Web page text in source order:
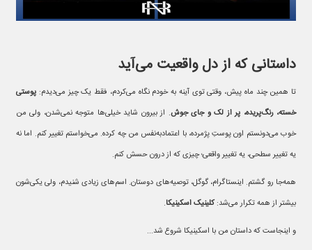
داستانی که از دل واقعیت می‌آید
تا همین چند ماه پیش، وقتی توی آینه به خودم نگاه می‌کردم، فقط یک چیز می‌دیدم: پوستی
خسته، رنگ‌پریده، پر از لک و جای جوش. از بیرون شاید خیلی‌ها متوجه نمی‌شدن، ولی من
خوب می‌دونستم اون پوستِ پژمرده، با اعتمادبه‌نفس من چه کرده. می‌خواستم تغییر کنم. اما نه
یه تغییر سطحی، یه تغییر واقعی؛ چیزی که از درون حسش کنم.
همه‌جا رو گشتم. اینستاگرام، گوگل، توصیه‌های دوستان. اسم‌های زیادی شنیدم، ولی یکی‌شون
بیشتر از همه تکرار می‌شد:کلینیک اسکینیکا.
و اینجاست که داستان من با اسکینیکا شروع شد...